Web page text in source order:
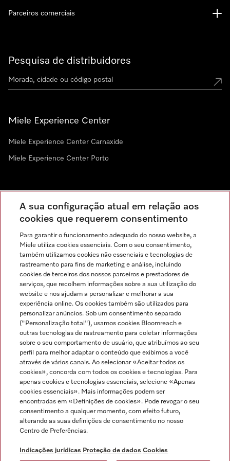
Pesquisa de distribuidores
Miele Experience Center
Miele Experience Center Carnaxide
Miele Experience Center Porto
Parceiros comerciais
Indicações jurídicas
Condições gerais
Proteção de dados
Condições de utilização
Canal de Ética
Formulário de livre resolução
Miele no Instagram
Miele no Facebook
Miele no Youtube
A sua configuração atual em relação aos
cookies que requerem consentimento
Para garantir o funcionamento adequado do nosso website, a
Miele utiliza cookies essenciais. Com o seu consentimento,
também utilizamos cookies não essenciais e tecnologias de
rastreamento para fins de marketing e análise, incluindo
cookies de terceiros dos nossos parceiros e prestadores de
serviços, que recolhem informações sobre a sua utilização do
website e nos ajudam a personalizar e melhorar a sua
experiência online. Os cookies também são utilizados para
personalizar anúncios. Sob um consentimento separado
("Personalização total"), usamos cookies Bloomreach e
outras tecnologias de rastreamento para coletar informações
sobre o seu comportamento de usuário, que atribuímos ao seu
perfil para melhor adaptar o conteúdo que exibimos a você
através de vários canais. Ao selecionar «Aceitar todos os
cookies», concorda com todos os cookies e tecnologias. Para
apenas cookies e tecnologias essenciais, selecione «Apenas
cookies essenciais». Mais informações podem ser
encontradas em «Definições de cookies». Pode revogar o seu
consentimento a qualquer momento, com efeito futuro,
alterando as suas definições de consentimento no nosso
Centro de Preferências.
Indicações jurídicas Proteção de dados Cookies